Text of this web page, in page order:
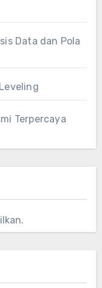
Data dan Pola
Terpercaya